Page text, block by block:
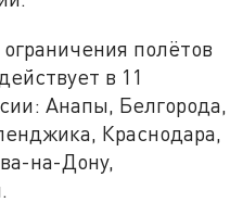
полётов
в 11
Анапы, Белгорода,
Краснодара,
на-Дону,